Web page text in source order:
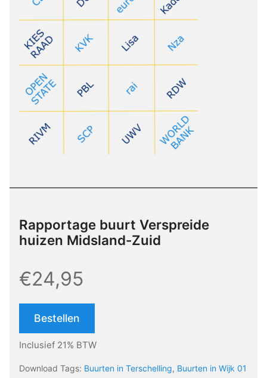
Rapportage buurt Verspreide
huizen Midsland-Zuid
€24,95
Bestellen
Inclusief 21% BTW
Download Tags: Buurten in Terschelling, Buurten in Wijk 01